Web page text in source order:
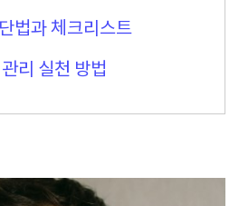
법과 체크리스트
리 실천 방법